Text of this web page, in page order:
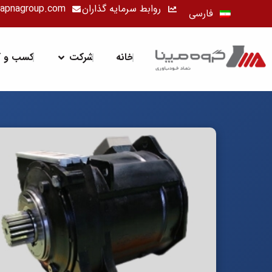
به
فارسی روابط سرمایه گذاران
خانه شرکت باز کردن
کسب و